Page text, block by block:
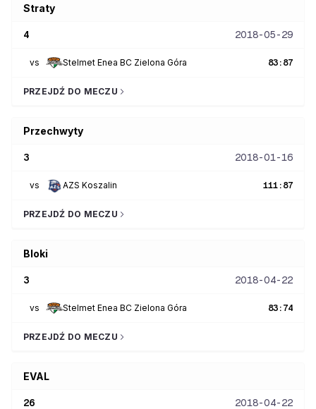
Straty
4 2018-05-29
vs Stelmet Enea BC Zielona Góra 83 : 87
PRZEJDŹ DO MECZU
Przechwyty
3 2018-01-16
vs AZS Koszalin 111 : 87
PRZEJDŹ DO MECZU
Bloki
3 2018-04-22
vs Stelmet Enea BC Zielona Góra 83 : 74
PRZEJDŹ DO MECZU
EVAL
26 2018-04-22